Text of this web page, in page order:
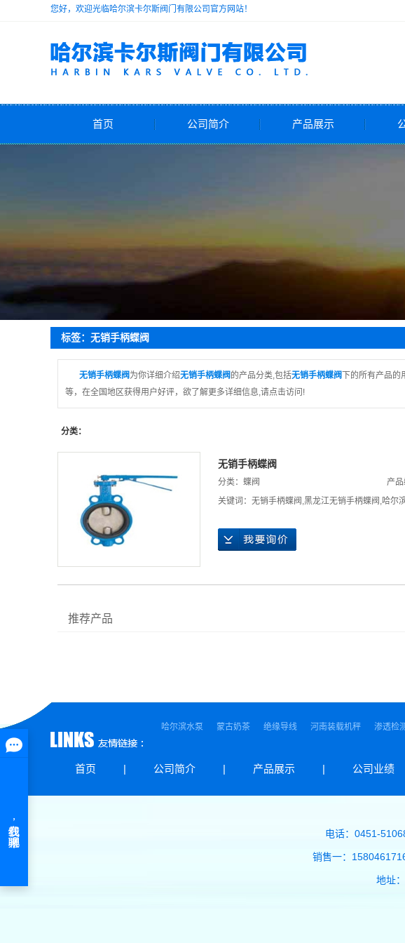
您好，欢迎光临哈尔滨卡尔斯阀门有限公司官方网站！
首页 公司简介 产品展示
自力式调节阀
疏水阀
蝶阀
球阀
标签：无销手柄蝶阀
无销手柄蝶阀 为你详细介绍无销手柄蝶阀 的产品分类,包括无销手柄蝶阀 下的所有产品
等，在全国地区获得用户好评，欲了解更多详细信息,请点击访问!
分类：
无销手柄蝶阀
分类： 蝶阀 产
关键词： 无销手柄蝶阀 ,黑龙江无销手柄蝶阀 ,哈尔
推荐产品
哈尔滨水泵 蒙古奶茶 绝缘导线 河南装载机秤 渗透检
首页 | 公司简介 | 产品展示 | 公司业绩
电话：0451-
销售一：
地址